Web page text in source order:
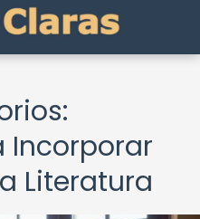
Incorporar
Literatura